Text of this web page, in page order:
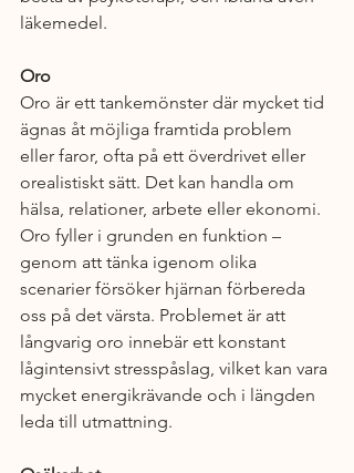
läkemedel.
Oro
Oro är ett tankemönster där mycket tid
ägnas åt möjliga framtida problem
eller faror, ofta på ett överdrivet eller
orealistiskt sätt. Det kan handla om
hälsa, relationer, arbete eller ekonomi.
Oro fyller i grunden en funktion –
genom att tänka igenom olika
scenarier försöker hjärnan förbereda
oss på det värsta. Problemet är att
långvarig oro innebär ett konstant
lågintensivt stresspåslag, vilket kan vara
mycket energikrävande och i längden
leda till utmattning.